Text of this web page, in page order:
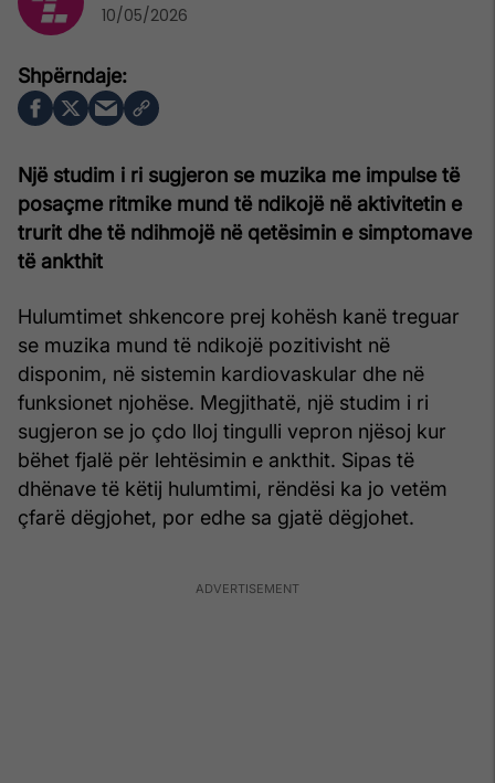
Një studim i ri sugjeron se muzika me impulse të
posaçme ritmike mund të ndikojë në aktivitetin e
trurit dhe të ndihmojë në qetësimin e simptomave
të ankthit
Hulumtimet shkencore prej kohësh kanë treguar
se muzika mund të ndikojë pozitivisht në
disponim, në sistemin kardiovaskular dhe në
funksionet njohëse. Megjithatë, një studim i ri
sugjeron se jo çdo lloj tingulli vepron njësoj kur
bëhet fjalë për lehtësimin e ankthit. Sipas të
dhënave të këtij hulumtimi, rëndësi ka jo vetëm
çfarë dëgjohet, por edhe sa gjatë dëgjohet.
10/05/2026